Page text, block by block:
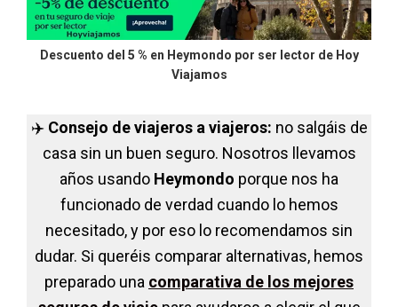
Descuento del 5 % en Heymondo por ser lector de Hoy
Viajamos
✈️ Consejo de viajeros a viajeros: no salgáis de
casa sin un buen seguro. Nosotros llevamos
años usando Heymondo porque nos ha
funcionado de verdad cuando lo hemos
necesitado, y por eso lo recomendamos sin
dudar. Si queréis comparar alternativas, hemos
preparado una comparativa de los mejores